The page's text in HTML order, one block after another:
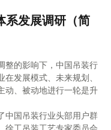
系发展调研（简
的影响下，中国吊装行
在发展模式、未来规划、
、被动地进行一轮是升
中国吊装行业头部用户群